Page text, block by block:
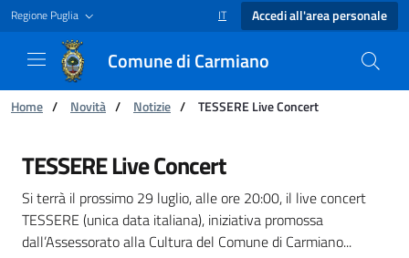
Regione Puglia SELEZIONE LINGUA: LINGUA
IT Accedi all'area personale
Comune di Carmiano
Ti trovi in:
Home / Novità / Notizie / TESSERE Live Concert
TESSERE Live Concert - Comune di Carmiano
TESSERE Live Concert
Si terrà il prossimo 29 luglio, alle ore 20:00, il live concert
TESSERE (unica data italiana), iniziativa promossa
dall’Assessorato alla Cultura del Comune di Carmiano...